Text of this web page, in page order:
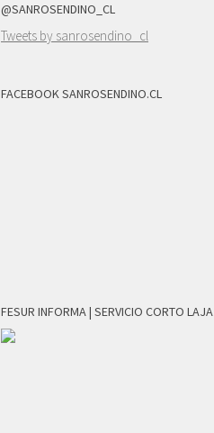
@SANROSENDINO_CL
Tweets by sanrosendino_cl
FACEBOOK SANROSENDINO.CL
FESUR INFORMA | SERVICIO CORTO LAJA